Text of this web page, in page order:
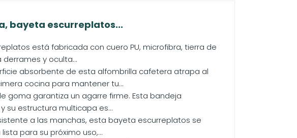
bayeta escurreplatos...
está fabricada con cuero PU, microfibra, tierra de
y oculta...
absorbente de esta alfombrilla cafetera atrapa al
cocina para mantener tu...
goma garantiza un agarre firme. Esta bandeja
su estructura multicapa es...
a las manchas, esta bayeta escurreplatos se
para su próximo uso,...